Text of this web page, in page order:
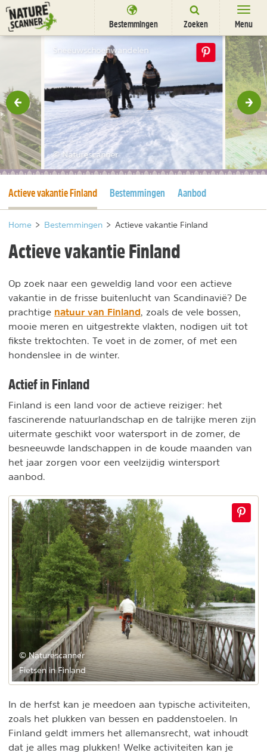
Ga
naar
content
Bestemmingen Zoeken Menu
Bestemmingen
Activiteiten
Natuurparken
Dieren
Nieuwsbrief Uitgelicht
Sneeuwschoenwandelen
© Naturescanner
Huidige pagina
Actieve vakantie Finland Bestemmingen Aanbod
Home > Bestemmingen > Actieve vakantie Finland
Actieve vakantie Finland
Op zoek naar een geweldig land voor een actieve
vakantie in de frisse buitenlucht van Scandinavië? De
prachtige natuur van Finland , zoals de vele bossen,
mooie meren en uitgestrekte vlakten, nodigen uit tot
fikste trektochten. Te voet in de zomer, of met een
hondenslee in de winter.
Actief in Finland
Finland is een land voor de actieve reiziger: het
fascinerende natuurlandschap en de talrijke meren zijn
uitermate geschikt voor watersport in de zomer, de
besneeuwde landschappen in de koude maanden van
het jaar zorgen voor een veelzijdig wintersport
aanbod.
© Naturescanner
Fietsen in Finland
In de herfst kan je meedoen aan typische activiteiten,
zoals het plukken van bessen en paddenstoelen. In
Finland geldt immers het allemansrecht, wat inhoudt
dat je alles mag plukken! Welke activiteiten kan je